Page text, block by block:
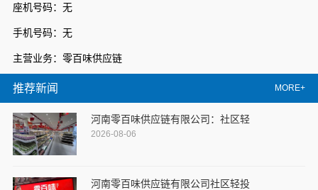
座机号码：无
手机号码：无
主营业务：零百味供应链
推荐新闻 MORE+
河南零百味供应链有限公司：社区轻
2026-08-06
河南零百味供应链有限公司社区轻投